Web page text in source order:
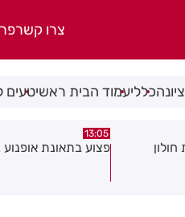
צרו קשר
כלליעמוד הבית ראשיטעים
13:05
פצוע בתאונת אופנוע